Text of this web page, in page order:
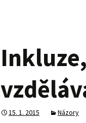
15. 1. 2015 Názory